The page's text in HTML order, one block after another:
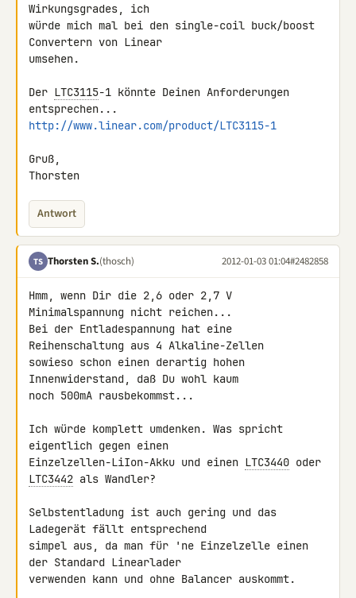
Wirkungsgrades, ich
würde mich mal bei den single-coil buck/boost
Convertern von Linear
umsehen.
Der LTC3115-1 könnte Deinen Anforderungen
http://www.linear.com/product/LTC3115-1
Gruß,
Thorsten
Antwort
TS Thorsten S.(thosch) 2012-01-03 01:04#2482858
Hmm, wenn Dir die 2,6 oder 2,7 V
Minimalspannung nicht reichen...
Bei der Entladespannung hat eine
Reihenschaltung aus 4 Alkaline-Zellen
sowieso schon einen derartig hohen
Innenwiderstand, daß Du wohl kaum
noch 500mA rausbekommst...
Ich würde komplett umdenken. Was spricht
eigentlich gegen einen
Einzelzellen-LiIon-Akku und einen LTC3440
LTC3442 als Wandler?
Selbstentladung ist auch gering und das
Ladegerät fällt entsprechend
simpel aus, da man für 'ne Einzelzelle einen
der Standard Linearlader
verwenden kann und ohne Balancer auskommt.